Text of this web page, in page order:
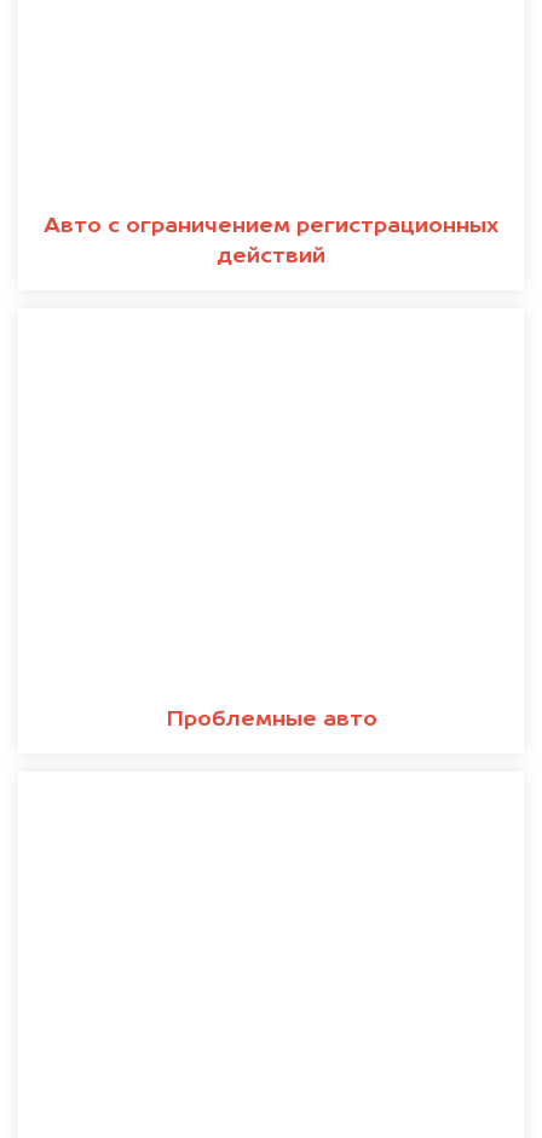
Авто с ограничением регистрационных
действий
Проблемные авто